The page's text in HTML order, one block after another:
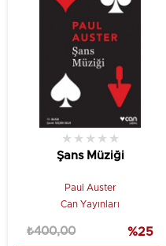
Şans Müziği
★ ★ ★ ★ ★
Paul Auster
Can Yayınları
₺400,00 %25